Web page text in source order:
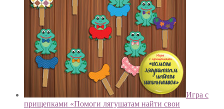
Игра с
прищепками «Помоги лягушатам найти свои